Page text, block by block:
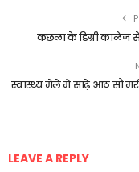
कछला के डिग्री कालेज से
स्वास्थ्य मेले में साढ़े आठ सौ
LEAVE A REPLY